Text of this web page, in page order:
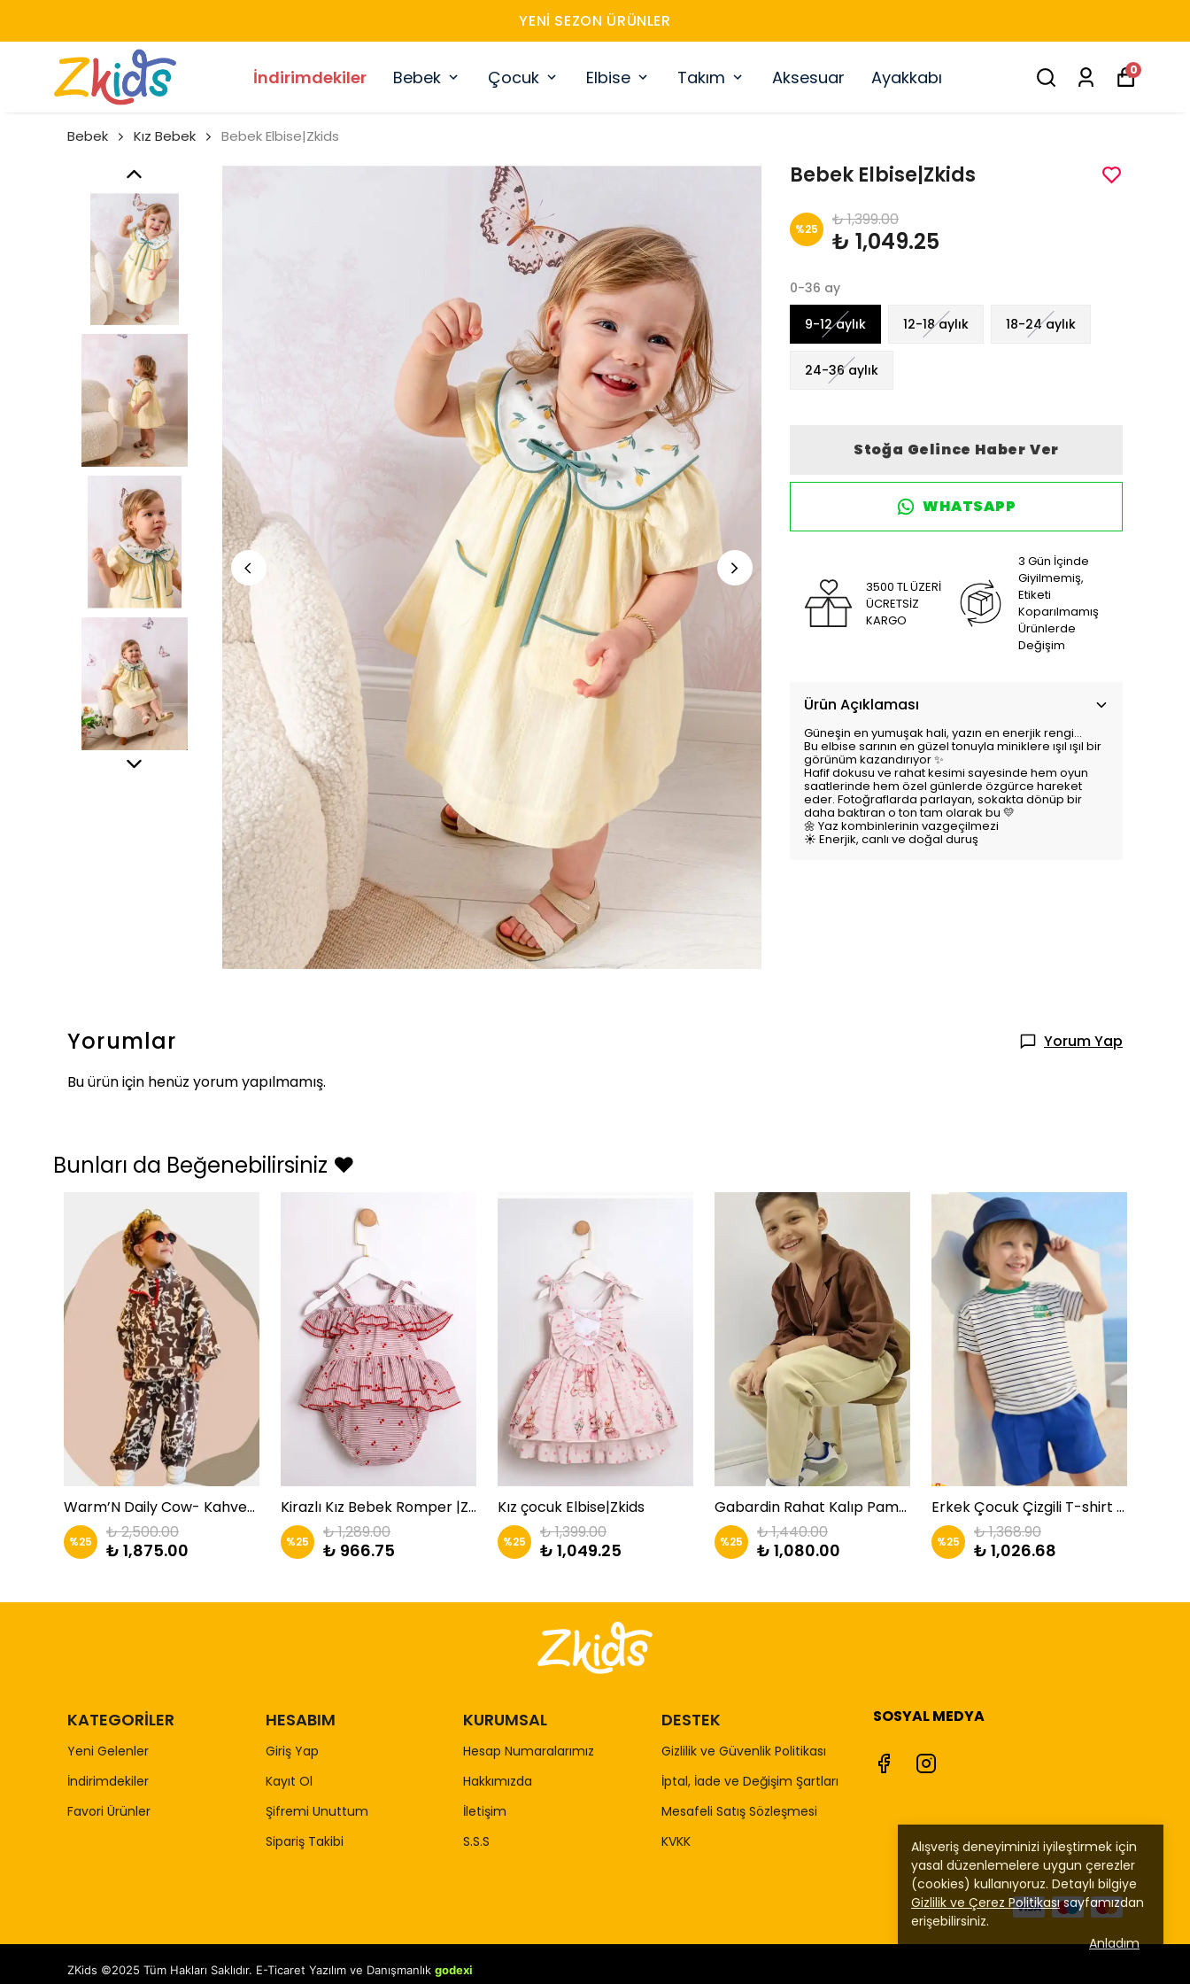
YENI SEZON ÜRÜNLER
İndirimdekiler Bebek Çocuk Elbise Takım Aksesuar Ayakkabı 0
Alışveriş deneyiminizi iyileştirmek için
yasal düzenlemelere uygun çerezler
(cookies) kullanıyoruz. Detaylı bilgiye
Gizlilik ve Çerez Politikasısayfamızdan
erişebilirsiniz.
Anladım
Bebek Kız Bebek Bebek Elbise|Zkids
Bebek Elbise|Zkids
%25 ₺ 1,399.00
₺ 1,049.25
0-36 ay
9-12 aylık 12-18 aylık 18-24 aylık
24-36 aylık
Stoğa Gelince Haber Ver
WHATSAPP
3500 TL ÜZERİ
ÜCRETSİZ
KARGO
3 Gün İçinde
Giyilmemiş,
Etiketi
Koparılmamış
Ürünlerde
Değişim
Ürün Açıklaması
Güneşin en yumuşak hali, yazın en enerjik rengi…
Bu elbise sarının en güzel tonuyla miniklere ışıl ışıl bir
görünüm kazandırıyor ✨
Hafif dokusu ve rahat kesimi sayesinde hem oyun
saatlerinde hem özel günlerde özgürce hareket
eder. Fotoğraflarda parlayan, sokakta dönüp bir
daha baktıran o ton tam olarak bu 💛
🌼 Yaz kombinlerinin vazgeçilmezi
☀️ Enerjik, canlı ve doğal duruş
Yorumlar
Yorum Yap
Bu ürün için henüz yorum yapılmamış.
Bunları da Beğenebilirsiniz ❤️
Warm’N Daily Cow- Kahverengi Takım | Zkids
%25 ₺ 2,500.00
₺ 1,875.00
Kirazlı Kız Bebek Romper |ZKİDS
%25 ₺ 1,289.00
₺ 966.75
Kız çocuk Elbise|Zkids
%25 ₺ 1,399.00
₺ 1,049.25
Gabardin Rahat Kalıp Pamuklu Pantolon | Zkids
%25 ₺ 1,440.00
₺ 1,080.00
Erkek Çocuk Çizgili T-shirt ve Şort Takım |ZKİDS
%25 ₺ 1,368.90
₺ 1,026.68
KATEGORİLER
Yeni Gelenler
İndirimdekiler
Favori Ürünler
HESABIM
Giriş Yap
Kayıt Ol
Şifremi Unuttum
Sipariş Takibi
KURUMSAL
Hesap Numaralarımız
Hakkımızda
İletişim
S.S.S
DESTEK
Gizlilik ve Güvenlik Politikası
İptal, İade ve Değişim Şartları
Mesafeli Satış Sözleşmesi
KVKK
SOSYAL MEDYA
ZKids ©2025 Tüm Hakları Saklıdır. E-Ticaret Yazılım ve Danışmanlık godexi